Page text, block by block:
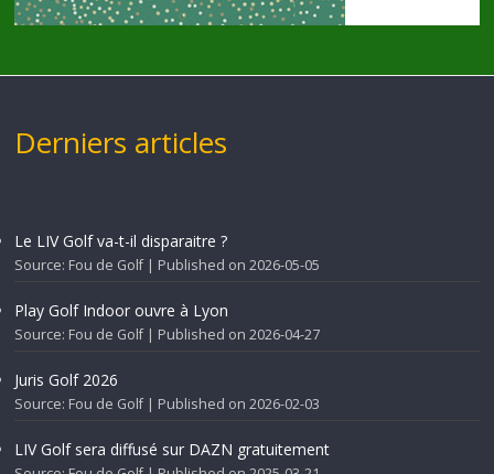
Derniers articles
Le LIV Golf va-t-il disparaitre ?
Source: Fou de Golf Published on 2026-05-05
Play Golf Indoor ouvre à Lyon
Source: Fou de Golf Published on 2026-04-27
Juris Golf 2026
Source: Fou de Golf Published on 2026-02-03
LIV Golf sera diffusé sur DAZN gratuitement